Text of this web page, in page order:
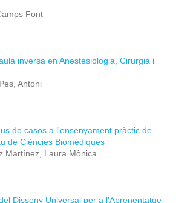
Font
inversa en Anestesiologia, Cirurgia i
Antoni
de casos a l'ensenyament pràctic de
de Ciències Biomèdiques
Martínez, Laura Mònica
Disseny Universal per a l'Aprenentatge